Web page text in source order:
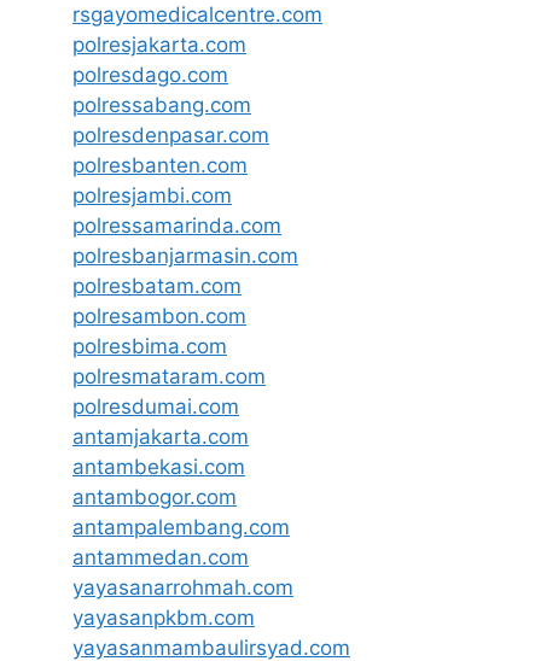
rsgayomedicalcentre.com
polresjakarta.com
polresdago.com
polressabang.com
polresdenpasar.com
polresbanten.com
polresjambi.com
polressamarinda.com
polresbanjarmasin.com
polresbatam.com
polresambon.com
polresbima.com
polresmataram.com
polresdumai.com
antamjakarta.com
antambekasi.com
antambogor.com
antampalembang.com
antammedan.com
yayasanarrohmah.com
yayasanpkbm.com
yayasanmambaulirsyad.com